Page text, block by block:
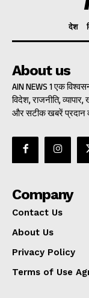
देश
About us
AIN NEWS 1 एक
विदेश, राजनीति,
और सटीक खबरें प्रदान
Company
Contact Us
About Us
Privacy Policy
Terms of Use